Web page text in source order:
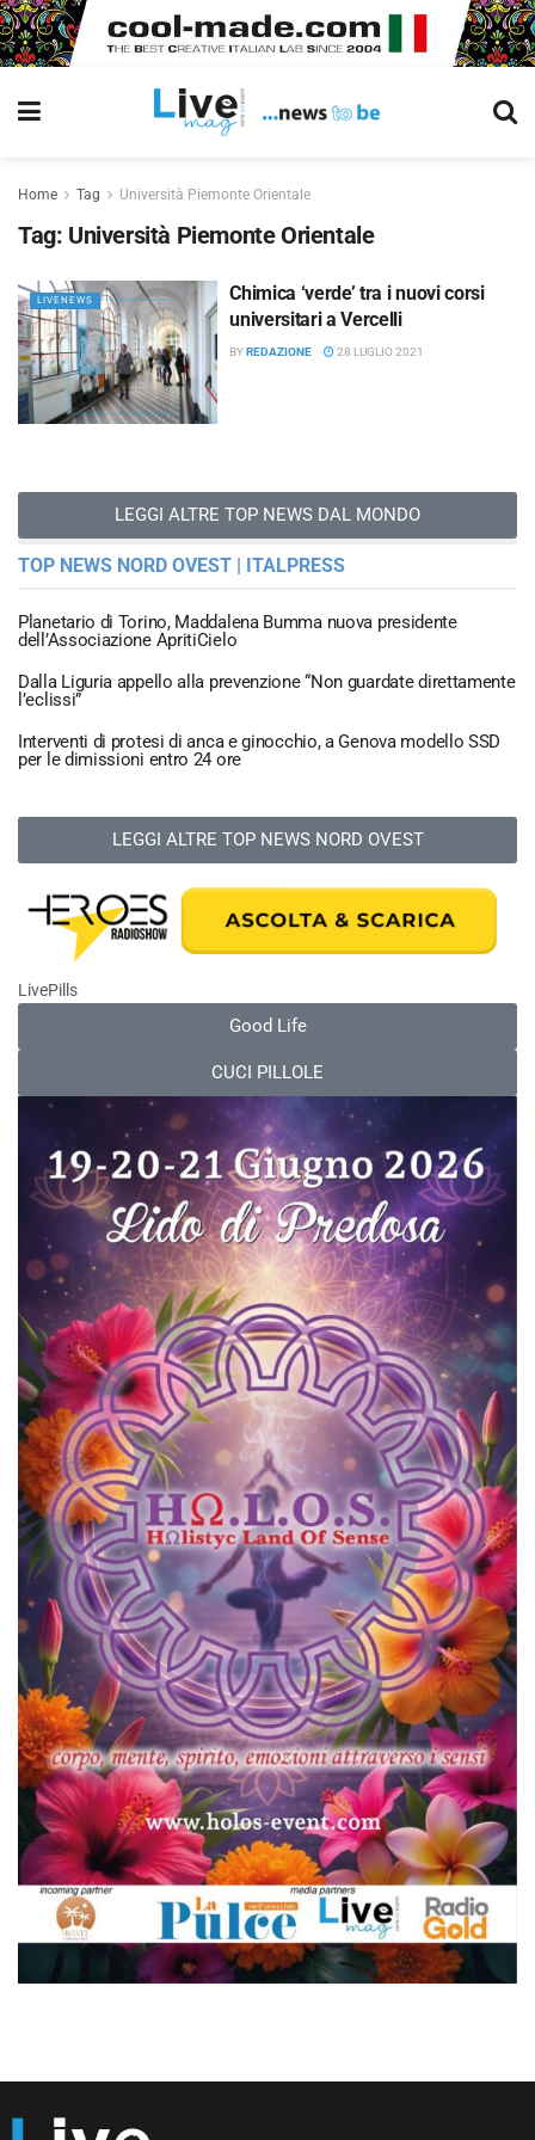
Home Tag Università Piemonte Orientale
Tag: Università Piemonte Orientale
LIVENEWS
Chimica ‘verde’ tra i nuovi corsi
universitari a Vercelli
BYREDAZIONE 28 LUGLIO 2021
LEGGI ALTRE TOP NEWS DAL MONDO
TOP NEWS NORD OVEST | ITALPRESS
Planetario di Torino, Maddalena Bumma nuova presidente
dell’Associazione ApritiCielo
Dalla Liguria appello alla prevenzione “Non guardate direttamente
l’eclissi”
Interventi di protesi di anca e ginocchio, a Genova modello SSD
per le dimissioni entro 24 ore
LEGGI ALTRE TOP NEWS NORD OVEST
LivePills
Good Life
CUCI PILLOLE